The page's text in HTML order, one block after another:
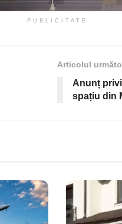
PUBLICITATE
Articolul
Anunț
spațiu din